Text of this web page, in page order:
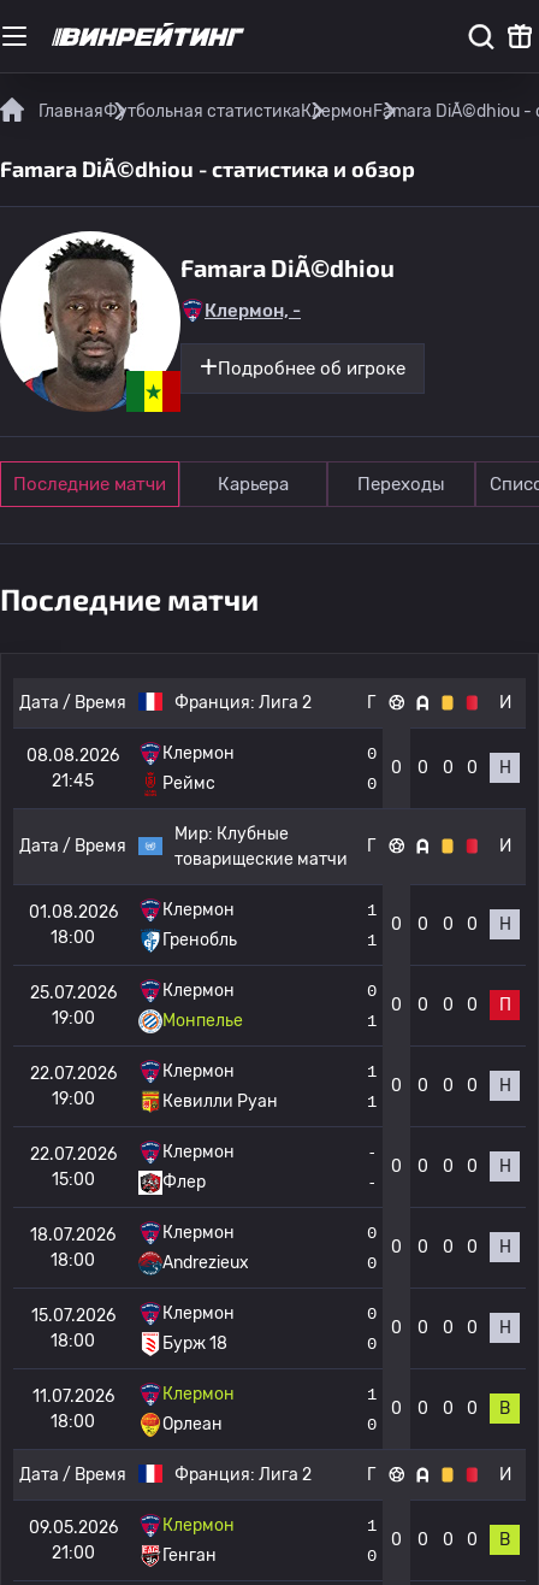
ГлавнаяФутбольная статистикаКлермонFamara DiÃ©dhiou -
Famara DiÃ©dhiou - статистика и обзор
Famara DiÃ©dhiou
Клермон, -
Подробнее об игроке
Последние матчи Карьера Переходы
Последние матчи
Дата / Время Франция: Лига 2 Г И
08.08.2026
21:45
Клермон
Реймс
0
0
0 0 0 0 Н
Дата / Время
Мир: Клубные
товарищеские матчи
Г И
01.08.2026
18:00
Клермон
Гренобль
1
1
0 0 0 0 Н
25.07.2026
19:00
Клермон
Монпелье
0
1
0 0 0 0 П
22.07.2026
19:00
Клермон
Кевилли Руан
1
1
0 0 0 0 Н
22.07.2026
15:00
Клермон
Флер
-
-
0 0 0 0 Н
18.07.2026
18:00
Клермон
Andrezieux
0
0
0 0 0 0 Н
15.07.2026
18:00
Клермон
Бурж 18
0
0
0 0 0 0 Н
11.07.2026
18:00
Клермон
Орлеан
1
0
0 0 0 0 В
Дата / Время Франция: Лига 2 Г И
09.05.2026
21:00
Клермон
Генган
1
0
0 0 0 0 В